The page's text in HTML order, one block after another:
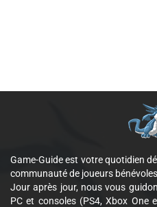
Game-Guide est votre quotidien
communauté de joueurs
Jour après jour, nous vous
PC et consoles (PS4, Xbox